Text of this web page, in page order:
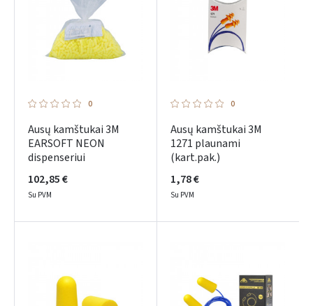
0
Ausų kamštukai 3M
EARSOFT NEON
dispenseriui
102,85 €
Su PVM
0
Ausų kamštukai 3M
1271 plaunami
(kart.pak.)
1,78 €
Su PVM